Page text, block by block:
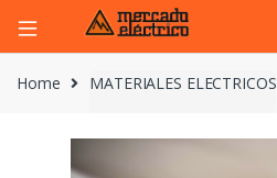
Home MATERIALES ELECTRICOS